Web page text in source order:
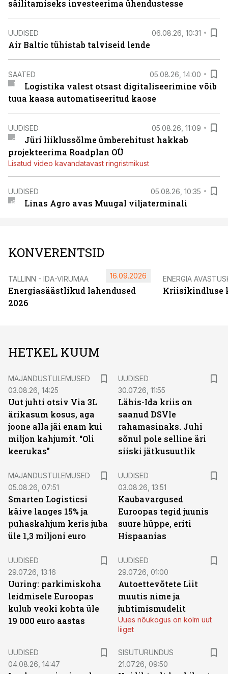
säilitamiseks investeerima ühendustesse
UUDISED 06.08.26, 10:31
Air Baltic tühistab talviseid lende
SAATED 05.08.26, 14:00
Logistika valest otsast digitaliseerimine võib
tuua kaasa automatiseeritud kaose
UUDISED 05.08.26, 11:09
Jüri liiklussõlme ümberehitust hakkab
projekteerima Roadplan OÜ
Lisatud video kavandatavast ringristmikust
UUDISED 05.08.26, 10:35
Linas Agro avas Muugal viljaterminali
KONVERENTSID
TALLINN - IDA-VIRUMAA
Energiasäästlikud lahendused
2026
16.09.2026 ENERGIA
Kriisikindluse
HETKEL KUUM
MAJANDUSTULEMUSED
03.08.26, 14:25
Uut juhti otsiv Via 3L
ärikasum kosus, aga
joone alla jäi enam kui
miljon kahjumit. “Oli
keerukas”
UUDISED
30.07.26, 11:55
Lähis-Ida kriis on
saanud DSVle
rahamasinaks. Juhi
sõnul pole selline äri
siiski jätkusuutlik
MAJANDUSTULEMUSED
05.08.26, 07:51
Smarten Logisticsi
käive langes 15% ja
puhaskahjum keris juba
üle 1,3 miljoni euro
UUDISED
03.08.26, 13:51
Kaubavargused
Euroopas tegid juunis
suure hüppe, eriti
Hispaanias
UUDISED
29.07.26, 13:16
Uuring: parkimiskoha
leidmisele Euroopas
kulub veoki kohta üle
19 000 euro aastas
UUDISED
29.07.26, 01:00
Autoettevõtete Liit
muutis nime ja
juhtimismudelit
Uues nõukogus on kolm uut
liiget
UUDISED
04.08.26, 14:47
SISUTURUNDUS
21.07.26, 09:50